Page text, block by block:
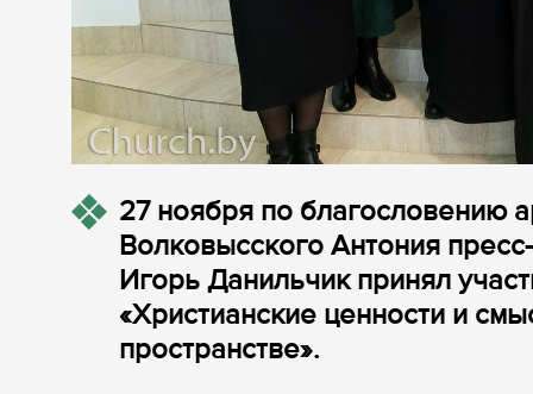
27 ноября по благословению
Волковысского Антония
Игорь Данильчик принял
«Христианские ценности и
пространстве».